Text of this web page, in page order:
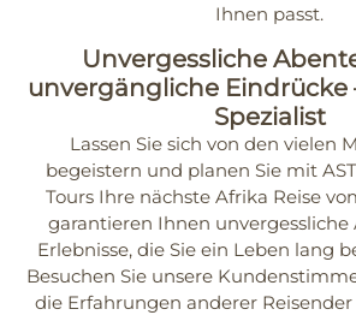
Ihnen passt.
Unvergessliche
unvergängliche Eindrücke
Spezialist
Lassen Sie sich von den vielen
begeistern und planen Sie mit
Tours Ihre nächste Afrika Reise
garantieren Ihnen
Erlebnisse, die Sie ein Leben lang
Besuchen Sie unsere
die Erfahrungen anderer